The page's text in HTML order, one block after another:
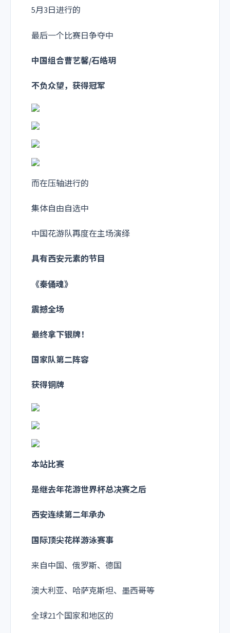
5月3日进行的
最后一个比赛日争夺中
中国组合曹艺馨/石皓玥
不负众望，获得冠军
而在压轴进行的
集体自由自选中
中国花游队再度在主场演绎
具有西安元素的节目
《秦俑魂》
震撼全场
最终拿下银牌！
国家队第二阵容
获得铜牌
本站比赛
是继去年花游世界杯总决赛之后
西安连续第二年承办
国际顶尖花样游泳赛事
来自中国、俄罗斯、德国
澳大利亚、哈萨克斯坦、墨西哥等
全球21个国家和地区的